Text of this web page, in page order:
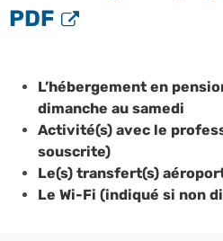
PDF
L’hébergement en
dimanche au samedi
Activité(s) avec le
souscrite)
Le(s) transfert(s)
Le Wi-Fi (indiqué si non